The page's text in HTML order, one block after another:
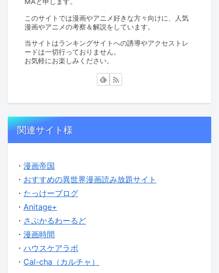
このサイトでは漫画やアニメ好きな方々向けに、人気
漫画やアニメの考察＆解説をしています。
当サイトはランキングサイトへの誘導やアクセストレ
ードは一切行っておりません。
お気軽にお楽しみください。
関連サイト様
・ 漫画帝国
・ おすすめの異世界漫画読み放題サイト
・ たっけーブログ
・ Anitage+
・ さぶかるわーるど
・ 漫画時間
・ ハウスケアラボ
・ Cal-cha（カルチャ）